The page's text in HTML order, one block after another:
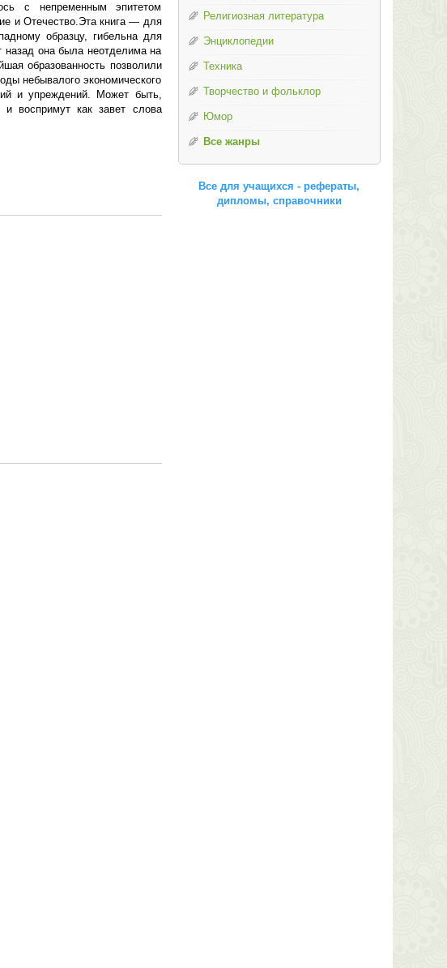
с непременным эпитетом
и Отечество.Эта книга — для
образцу, гибельна для
назад она была неотделима на
образованность позволили
небывалого экономического
и упреждений. Может быть,
воспримут как завет слова
Религиозная литература
Энциклопедии
Техника
Творчество и фольклор
Юмор
Все жанры
Все для учащихся - рефераты,
дипломы, справочники